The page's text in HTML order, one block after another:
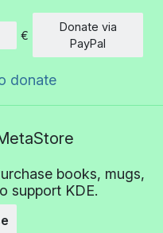
€
Donate via
PayPal
donate
books, mugs,
support KDE.